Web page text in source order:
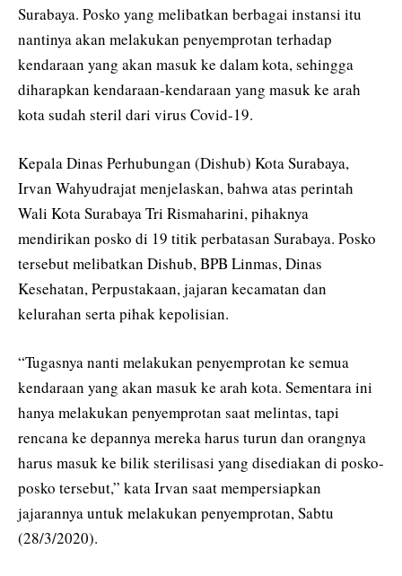
Surabaya. Posko yang melibatkan berbagai instansi itu
nantinya akan melakukan penyemprotan terhadap
kendaraan yang akan masuk ke dalam kota, sehingga
diharapkan kendaraan-kendaraan yang masuk ke arah
kota sudah steril dari virus Covid-19.
Kepala Dinas Perhubungan (Dishub) Kota Surabaya,
Irvan Wahyudrajat menjelaskan, bahwa atas perintah
Wali Kota Surabaya Tri Rismaharini, pihaknya
mendirikan posko di 19 titik perbatasan Surabaya. Posko
tersebut melibatkan Dishub, BPB Linmas, Dinas
Kesehatan, Perpustakaan, jajaran kecamatan dan
kelurahan serta pihak kepolisian.
“Tugasnya nanti melakukan penyemprotan ke semua
kendaraan yang akan masuk ke arah kota. Sementara ini
hanya melakukan penyemprotan saat melintas, tapi
rencana ke depannya mereka harus turun dan orangnya
harus masuk ke bilik sterilisasi yang disediakan di posko-
posko tersebut,” kata Irvan saat mempersiapkan
jajarannya untuk melakukan penyemprotan, Sabtu
(28/3/2020).